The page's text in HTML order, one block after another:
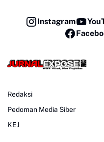
Instagram
Redaksi
Pedoman Media Siber
KEJ